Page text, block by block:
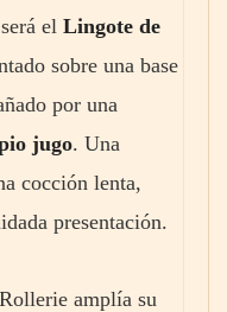
el Lingote de
sobre una base
por una
jugo. Una
cocción lenta,
presentación.
amplía su